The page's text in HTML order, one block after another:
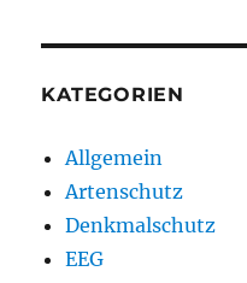
KATEGORIEN
Allgemein
Artenschutz
Denkmalschutz
EEG